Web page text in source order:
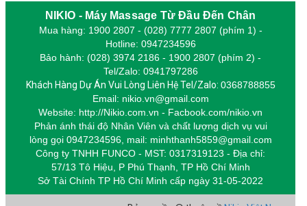
NIKIO - Máy Massage Từ Đầu Đến Chân
Mua hàng: 1900 2807 - (028) 7777 2807 (phím 1) -
Hotline: 0947234596
Bảo hành: (028) 3974 2186 - 1900 2807 (phím 2) -
Tel/Zalo: 0941797286
Khách Hàng Dự Án Vui Lòng Liên Hệ Tel/Zalo: 0368788855
Email: nikio.vn@gmail.com
Website: http://Nikio.com.vn - Facbook.com/nikio.vn
Phản ánh thái độ Nhân Viên và chất lượng dịch vụ vui
lòng gọi 0947234596, mail: minhthanh5859@gmail.com
Công ty TNHH FUNCO - MST: 0317319123 - Địa chỉ:
57/13 Tô Hiệu, P Phú Thạnh, TP Hồ Chí Minh
Sở Tài Chính TP Hồ Chí Minh cấp ngày 31-05-2022